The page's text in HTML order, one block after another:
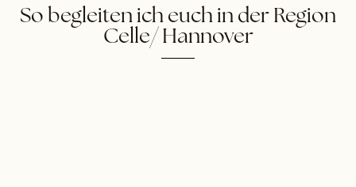
So begleiten ich euch in der Region
Celle/ Hannover